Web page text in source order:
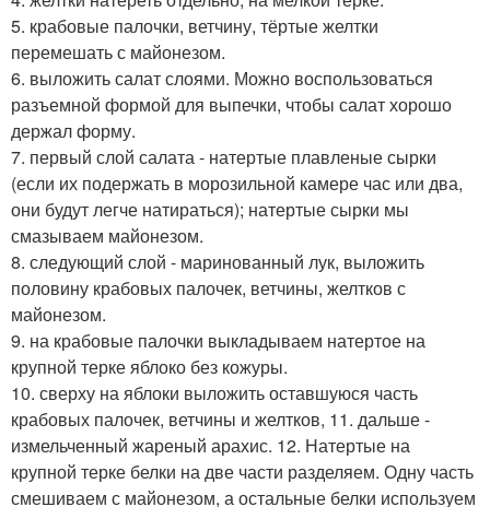
5. крабовые палочки, ветчину, тёртые желтки
перемешать с майонезом.
6. выложить салат слоями. Можно воспользоваться
разъемной формой для выпечки, чтобы салат хорошо
держал форму.
7. первый слой салата - натертые плавленые сырки
(если их подержать в морозильной камере час или два,
они будут легче натираться); натертые сырки мы
смазываем майонезом.
8. следующий слой - маринованный лук, выложить
половину крабовых палочек, ветчины, желтков с
майонезом.
9. на крабовые палочки выкладываем натертое на
крупной терке яблоко без кожуры.
10. сверху на яблоки выложить оставшуюся часть
крабовых палочек, ветчины и желтков, 11. дальше -
измельченный жареный арахис. 12. Натертые на
крупной терке белки на две части разделяем. Одну часть
смешиваем с майонезом, а остальные белки используем